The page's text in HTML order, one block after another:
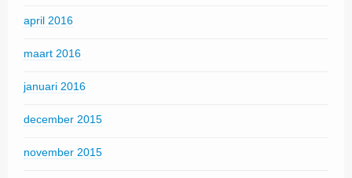
april 2016
maart 2016
januari 2016
december 2015
november 2015